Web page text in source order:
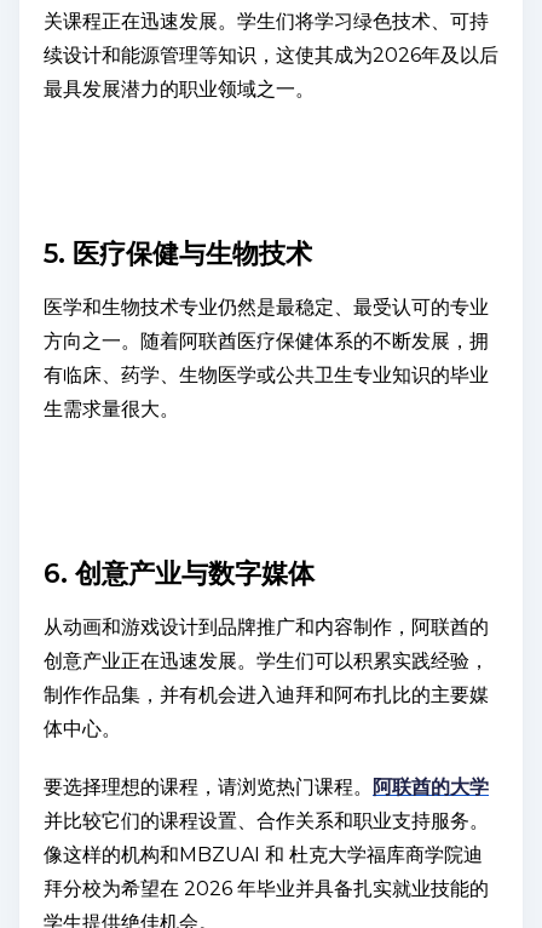
关课程正在迅速发展。学生们将学习绿色技术、可持
续设计和能源管理等知识，这使其成为2026年及以后
最具发展潜力的职业领域之一。
5. 医疗保健与生物技术
医学和生物技术专业仍然是最稳定、最受认可的专业
方向之一。随着阿联酋医疗保健体系的不断发展，拥
有临床、药学、生物医学或公共卫生专业知识的毕业
生需求量很大。
6. 创意产业与数字媒体
从动画和游戏设计到品牌推广和内容制作，阿联酋的
创意产业正在迅速发展。学生们可以积累实践经验，
制作作品集，并有机会进入迪拜和阿布扎比的主要媒
体中心。
要选择理想的课程，请浏览热门课程。
阿联酋的大学
并比较它们的课程设置、合作关系和职业支持服务。
像这样的机构和MBZUAI 和 杜克大学福库商学院迪
拜分校为希望在 2026 年毕业并具备扎实就业技能的
学生提供绝佳机会。